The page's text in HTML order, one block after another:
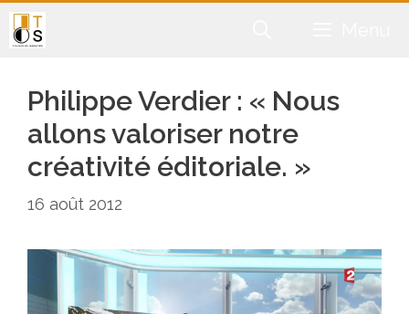
Aller
au
Philippe Verdier : « Nous
allons valoriser notre
créativité éditoriale. »
16 août 2012